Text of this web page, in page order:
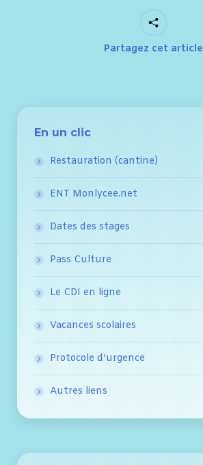
Partagez cet article
En un clic
Restauration (cantine)
ENT Monlycee.net
Dates des stages
Pass Culture
Le CDI en ligne
Vacances scolaires
Protocole d’urgence
Autres liens